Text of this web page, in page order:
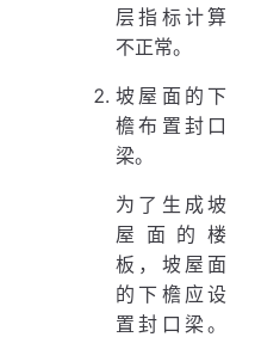
层指标计算
不正常。
坡屋面的下
檐布置封口
梁。
为了生成坡
屋面的楼
板，坡屋面
的下檐应设
置封口梁。